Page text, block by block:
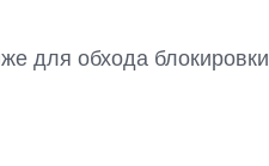
для обхода блокировки